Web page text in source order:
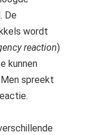
De
wordt
reaction)
kunnen
spreekt